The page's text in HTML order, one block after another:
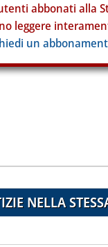
abbonati alla
leggere
un
NELLA